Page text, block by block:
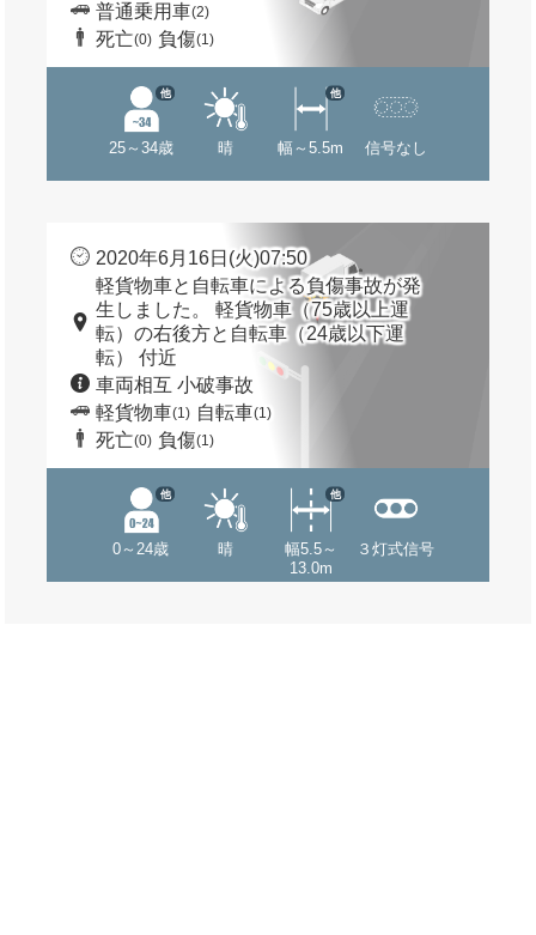
普通乗用車(2)
死亡(0) 負傷(1)
25～34歳
他
晴 幅～5.5m
他
信号なし
2020年6月16日(火)07:50
軽貨物車と自転車による負傷事故が発
生しました。 軽貨物車（75歳以上運
転）の右後方と自転車（24歳以下運
転） 付近
車両相互 小破事故
軽貨物車(1) 自転車(1)
死亡(0) 負傷(1)
0～24歳
他
晴
幅5.5～
13.0m
他
３灯式信号